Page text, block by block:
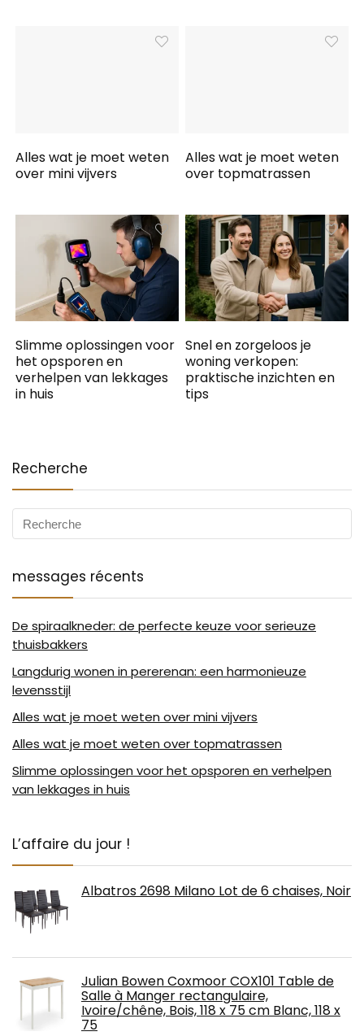
Alles wat je moet weten
over mini vijvers
Alles wat je moet weten
over topmatrassen
Slimme oplossingen voor
het opsporen en
verhelpen van lekkages
in huis
Snel en zorgeloos je
woning verkopen:
praktische inzichten en
tips
Recherche
messages récents
De spiraalkneder: de perfecte keuze voor serieuze
thuisbakkers
Langdurig wonen in pererenan: een harmonieuze
levensstijl
Alles wat je moet weten over mini vijvers
Alles wat je moet weten over topmatrassen
Slimme oplossingen voor het opsporen en verhelpen
van lekkages in huis
L’affaire du jour !
Albatros 2698 Milano Lot de 6 chaises, Noir
Julian Bowen Coxmoor COX101 Table de
Salle à Manger rectangulaire,
Ivoire/chêne, Bois, 118 x 75 cm Blanc, 118 x
75